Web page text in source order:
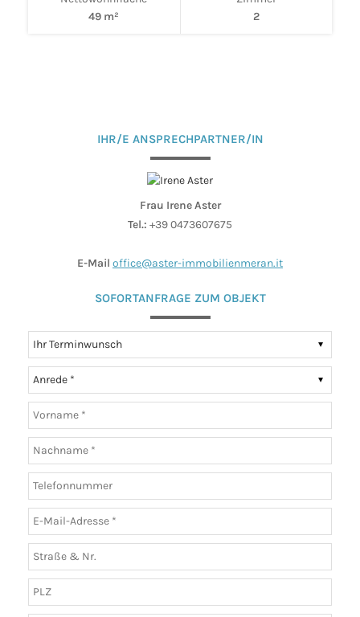
49 m²
2
IHR/E ANSPRECHPARTNER/IN
Frau Irene Aster
Tel.: +39 0473607675
E-Mail office@aster-immobilienmeran.it
SOFORTANFRAGE ZUM OBJEKT